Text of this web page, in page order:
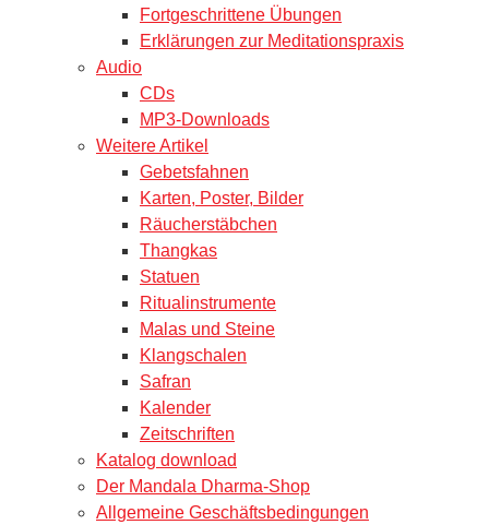
Fortgeschrittene Übungen
Erklärungen zur Meditationspraxis
Audio
CDs
MP3-Downloads
Weitere Artikel
Gebetsfahnen
Karten, Poster, Bilder
Räucherstäbchen
Thangkas
Statuen
Ritualinstrumente
Malas und Steine
Klangschalen
Safran
Kalender
Zeitschriften
Katalog download
Der Mandala Dharma-Shop
Allgemeine Geschäftsbedingungen